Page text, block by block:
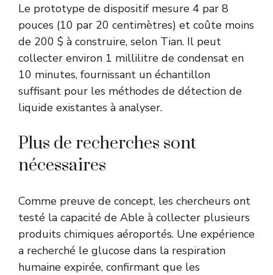
Le prototype de dispositif mesure 4 par 8
pouces (10 par 20 centimètres) et coûte moins
de 200 $ à construire, selon Tian. Il peut
collecter environ 1 millilitre de condensat en
10 minutes, fournissant un échantillon
suffisant pour les méthodes de détection de
liquide existantes à analyser.
Plus de recherches sont
nécessaires
Comme preuve de concept, les chercheurs ont
testé la capacité de Able à collecter plusieurs
produits chimiques aéroportés. Une expérience
a recherché le glucose dans la respiration
humaine expirée, confirmant que les